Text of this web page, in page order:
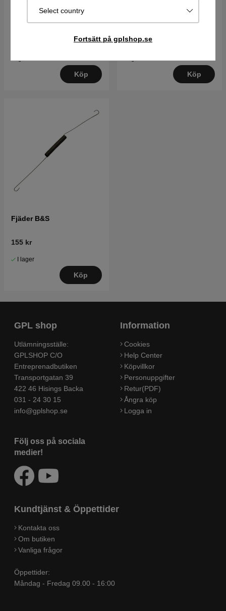
Select country
Fortsätt på gplshop.se
Regulatorfjäder
Köp Köp
Fjäder B&S
155 kr
I lager
Köp
GPL shop
Utlämningsställe:
GPLSHOP C/O
Entreprenadbutiken
Transportgatan 39
422 46 Hisings Backa
031 - 24 30 15
info@gplshop.se
Följ oss på sociala
medier!
Information
Cookies
Help Center
Köpvillkor
Personuppgifter
Retur(PDF)
Ångra köp
Logga in
Kundtjänst & Öppettider
Kontakta oss
Om butiken
Vanliga frågor
Öppettider:
Måndag - Fredag 09.00 - 16:00